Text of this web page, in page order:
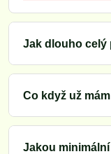
Jak dlouho celý
Co když už
Jakou